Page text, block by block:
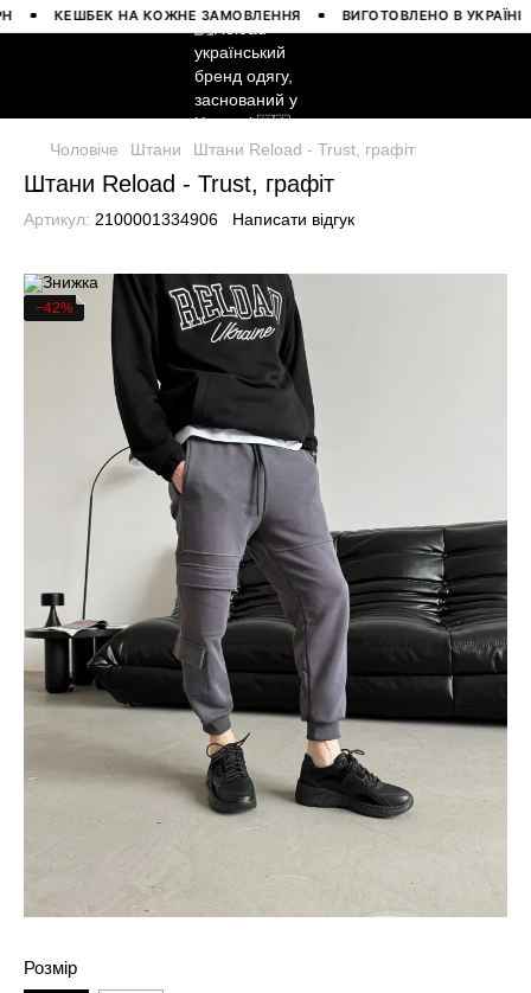
КЕШБЕК НА КОЖНЕ ЗАМОВЛЕННЯ ВИГОТОВЛЕНО В УКРАЇНІ
Чоловіче Штани Штани Reload - Trust, графіт
Штани Reload - Trust, графіт
Артикул: 2100001334906 Написати відгук
−42%
Розмір